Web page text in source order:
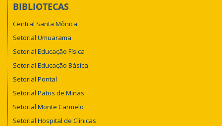
BIBLIOTECAS
Central Santa Mônica
Setorial Umuarama
Setorial Educação Física
Setorial Educação Básica
Setorial Pontal
Setorial Patos de Minas
Setorial Monte Carmelo
Setorial Hospital de Clínicas